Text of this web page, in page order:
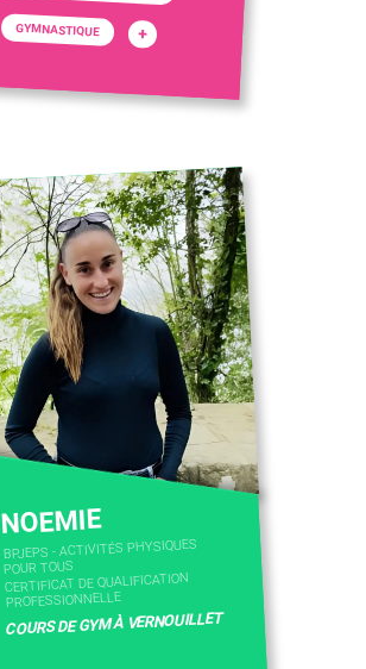
GYMNASTIQUE +
NOEMIE
BPJEPS - ACTIVITÉS PHYSIQUES
POUR TOUS
CERTIFICAT DE QUALIFICATION
PROFESSIONNELLE
COURS DE GYM À VERNOUILLET